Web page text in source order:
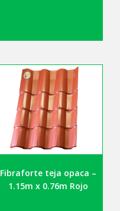
Fibraforte teja opaca –
1.15m x 0.76m Rojo